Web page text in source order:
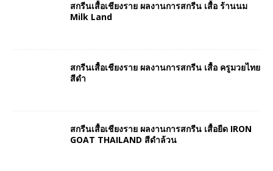
สกรีนเสื้อเชียงราย ผลงานการสกรีน เสื้อ ร้านนม
Milk Land
สกรีนเสื้อเชียงราย ผลงานการสกรีน เสื้อ ครูมวยไทย
สีดำ
สกรีนเสื้อเชียงราย ผลงานการสกรีน เสื้อยืด IRON
GOAT THAILAND สีดำล้วน